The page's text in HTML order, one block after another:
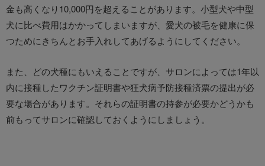
金も高くなり10,000円を超えることがあります。小型犬や中型
犬に比べ費用はかかってしまいますが、愛犬の被毛を健康に保
つためにきちんとお手入れしてあげるようにしてください。
また、どの犬種にもいえることですが、サロンによっては1年以
内に接種したワクチン証明書や狂犬病予防接種済票の提出が必
要な場合があります。それらの証明書の持参が必要かどうかも
前もってサロンに確認しておくようにしましょう。